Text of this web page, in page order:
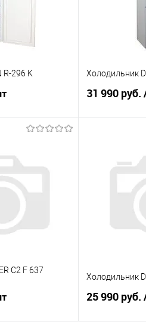
R-296 K
К сравнению
В наличии
Холодильник
31 990 руб.
Купить в 1
В избранное
C2 F 637
Холодильник
25 990 руб.